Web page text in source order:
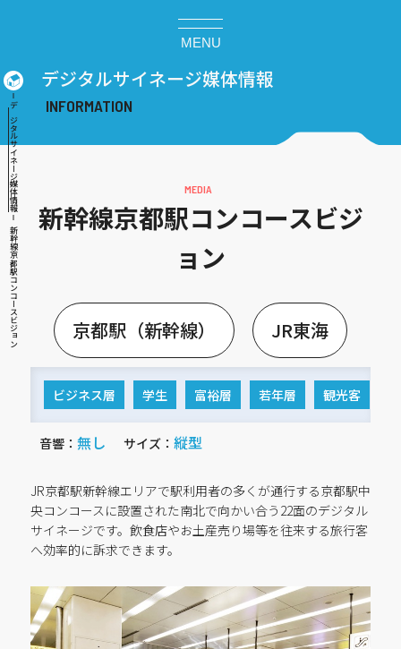
MENU
デジタルサイネージ媒体情報
新幹線京都駅コンコースビジョン
デジタルサイネージ媒体情報
新幹線京都駅コンコースビジ
ョン
京都駅（新幹線） JR東海
ビジネス層 学生 富裕層 若年層 観光客
音響： 無し サイズ： 縦型
JR京都駅新幹線エリアで駅利用者の多くが通行する京都駅中
央コンコースに設置された南北で向かい合う22面のデジタル
サイネージです。飲食店やお土産売り場等を往来する旅行客
へ効率的に訴求できます。